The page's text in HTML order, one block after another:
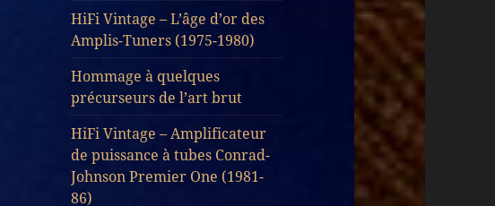
HiFi Vintage – L’âge d’or des
Amplis-Tuners (1975-1980)
Hommage à quelques
précurseurs de l’art brut
HiFi Vintage – Amplificateur
de puissance à tubes Conrad-
Johnson Premier One (1981-
86)